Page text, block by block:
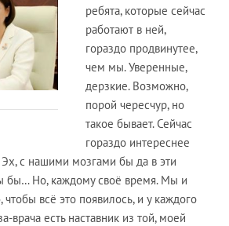
ребята, которые сейчас
работают в ней,
гораздо продвинутее,
чем мы. Уверенные,
дерзкие. Возможно,
порой чересчур, но
такое бывает. Сейчас
гораздо интереснее
Эх, с нашими мозгами бы да в эти
бы… Но, каждому своё время. Мы и
чтобы всё это появилось, и у каждого
врача есть наставник из той, моей